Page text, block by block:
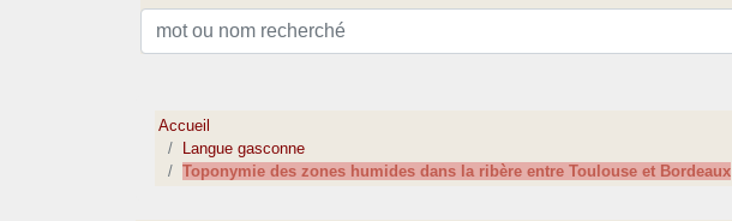
Accueil
Langue gasconne
Toponymie des zones humides dans la ribère entre Toulouse et Bordeaux